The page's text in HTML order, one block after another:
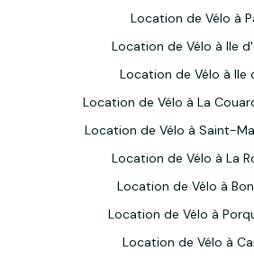
Location de Vélo à
Location de Vélo à Ile
Location de Vélo à Ile
Location de Vélo à La
Location de Vélo à Saint-
Location de Vélo à La
Location de Vélo à
Location de Vélo à
Location de Vélo à